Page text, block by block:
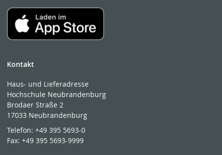
Kontakt
Haus- und Lieferadresse
Hochschule Neubrandenburg
Brodaer Straße 2
17033 Neubrandenburg
Telefon:+49 395 5693-0
Fax:+49 395 5693-9999